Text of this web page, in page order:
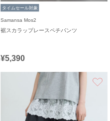
タイムセール対象
Samansa Mos2
裾スカラップレースペチパンツ
¥5,390